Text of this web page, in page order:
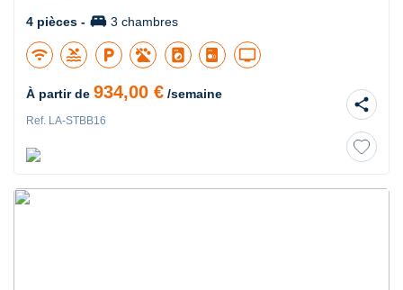
4 pièces - king_bed 3 chambres
wifi pool local_parking local_laundry_service tv
À partir de 934,00 € /semaine
Ref. LA-STBB16
share